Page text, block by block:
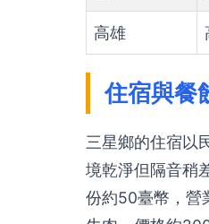
高雄
住宿與餐
三星鄉的住宿以
境乾淨但隔音稍
份約50臺幣，營